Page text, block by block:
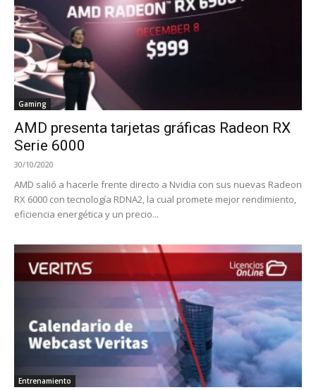
Gaming
AMD presenta tarjetas gráficas Radeon RX
Serie 6000
30/10/2020
AMD salió a hacerle frente directo a Nvidia con sus nuevas Radeon
RX 6000 con tecnología RDNA2, la cual promete mejor rendimiento,
eficiencia energética y un precio...
Entrenamiento